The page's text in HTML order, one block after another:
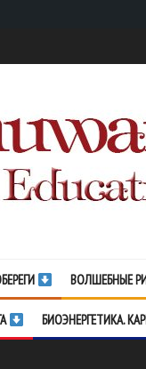
ВОЛШЕБНЫЕ
БИОЭНЕРГЕТИКА.